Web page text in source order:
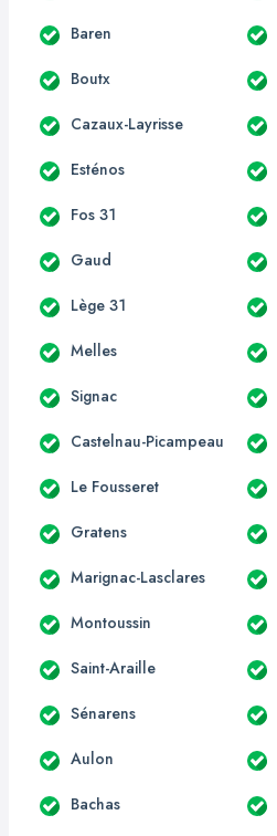
Baren
Boutx
Cazaux-Layrisse
Esténos
Fos 31
Gaud
Lège 31
Melles
Signac
Castelnau-Picampeau
Le Fousseret
Gratens
Marignac-Lasclares
Montoussin
Saint-Araille
Sénarens
Aulon
Bachas